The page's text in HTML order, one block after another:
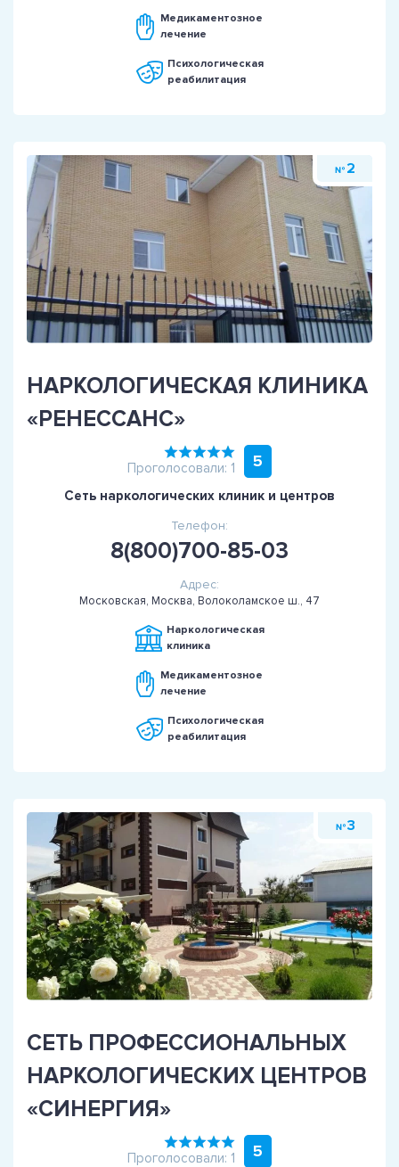
Медикаментозное
лечение
Психологическая
реабилитация
№ 2
НАРКОЛОГИЧЕСКАЯ КЛИНИКА
«РЕНЕССАНС»
Проголосовали: 1 5
Сеть наркологических клиник и центров
Телефон:
8(800)700-85-03
Адрес:
Московская, Москва, Волоколамское ш., 47
Наркологическая
клиника
Медикаментозное
лечение
Психологическая
реабилитация
№ 3
СЕТЬ ПРОФЕССИОНАЛЬНЫХ
НАРКОЛОГИЧЕСКИХ ЦЕНТРОВ
«СИНЕРГИЯ»
Проголосовали: 1 5